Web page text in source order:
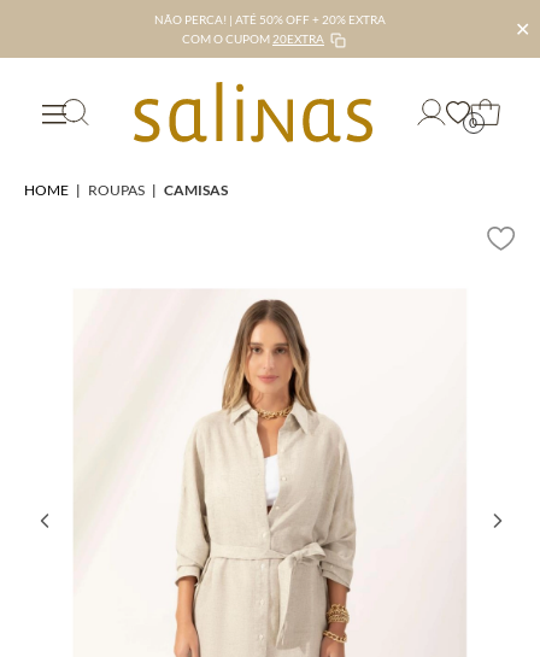
NÃO PERCA! | ATÉ 50% OFF + 20% EXTRA
COM O CUPOM 20EXTRA ✕
0
HOME | ROUPAS | CAMISAS